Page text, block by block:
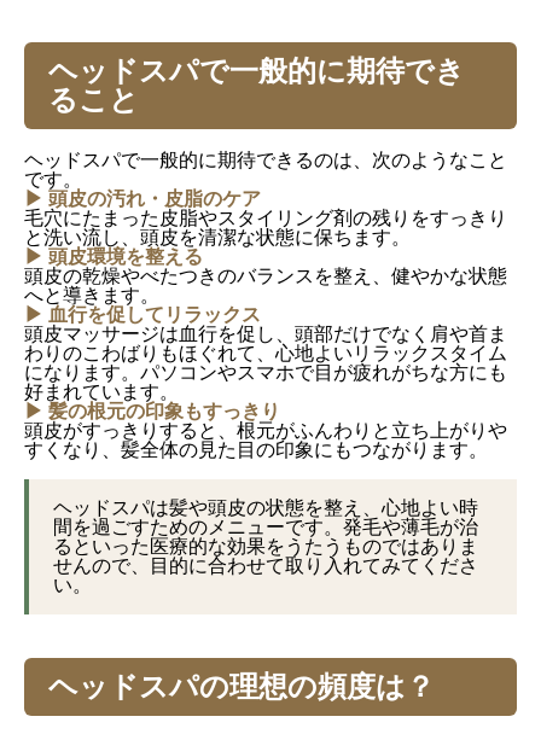
ヘッドスパで一般的に期待でき
ること
ヘッドスパで一般的に期待できるのは、次のようなこと
です。
▶ 頭皮の汚れ・皮脂のケア
毛穴にたまった皮脂やスタイリング剤の残りをすっきり
と洗い流し、頭皮を清潔な状態に保ちます。
▶ 頭皮環境を整える
頭皮の乾燥やべたつきのバランスを整え、健やかな状態
へと導きます。
▶ 血行を促してリラックス
頭皮マッサージは血行を促し、頭部だけでなく肩や首ま
わりのこわばりもほぐれて、心地よいリラックスタイム
になります。パソコンやスマホで目が疲れがちな方にも
好まれています。
▶ 髪の根元の印象もすっきり
頭皮がすっきりすると、根元がふんわりと立ち上がりや
すくなり、髪全体の見た目の印象にもつながります。
ヘッドスパは髪や頭皮の状態を整え、心地よい時
間を過ごすためのメニューです。発毛や薄毛が治
るといった医療的な効果をうたうものではありま
せんので、目的に合わせて取り入れてみてくださ
い。
ヘッドスパの理想の頻度は？